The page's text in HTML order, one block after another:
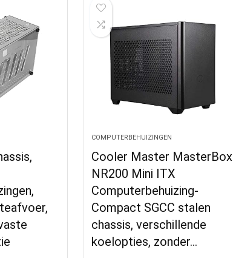
COMPUTERBEHUIZINGEN
Cooler Master MasterBox
NR200 Mini ITX
Computerbehuizing-
Compact SGCC stalen
chassis, verschillende
koelopties, zonder…